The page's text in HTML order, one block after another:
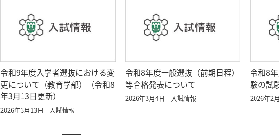
令和9年度入学者選抜における変
更について（教育学部）（令和8
年3月13日更新）
2026年3月13日 入試情報
令和8年度一般選抜（前期日程）
等合格発表について
2026年3月4日 入試情報
令和8
験の試
2026年2